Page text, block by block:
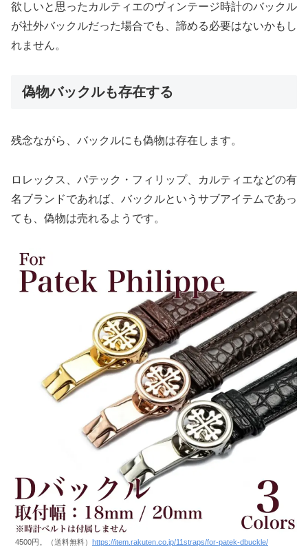
欲しいと思ったカルティエのヴィンテージ時計のバックル
が社外バックルだった場合でも、諦める必要はないかもし
れません。
偽物バックルも存在する
残念ながら、バックルにも偽物は存在します。
ロレックス、パテック・フィリップ、カルティエなどの有
名ブランドであれば、バックルというサブアイテムであっ
ても、偽物は売れるようです。
4500円。（送料無料） https://item.rakuten.co.jp/11straps/for-patek-dbuckle/